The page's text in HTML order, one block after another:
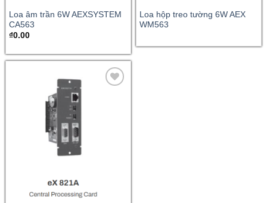
Loa âm trần 6W AEXSYSTEM
CA563
₫0.00
Loa hộp treo tường 6W AEX
WM563